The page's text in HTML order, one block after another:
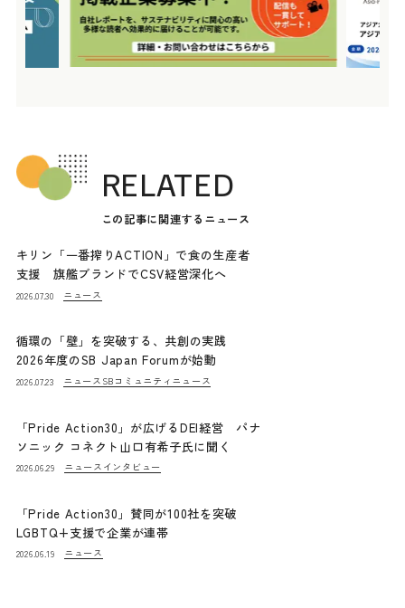
RELATED
この記事に関連するニュース
キリン「一番搾りACTION」で食の生産者
支援 旗艦ブランドでCSV経営深化へ
2026.07.30 ニュース
循環の「壁」を突破する、共創の実践
2026年度のSB Japan Forumが始動
2026.07.23 ニュース SBコミュニティニュース
「Pride Action30」が広げるDEI経営 パナ
ソニック コネクト山口有希子氏に聞く
2026.06.29 ニュース インタビュー
「Pride Action30」賛同が100社を突破
LGBTQ+支援で企業が連帯
2026.06.19 ニュース